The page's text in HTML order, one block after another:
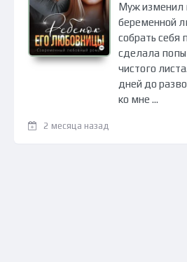
Муж изменил
беременной
собрать себя
сделала
чистого
дней до
ко мне ...
2 месяца назад